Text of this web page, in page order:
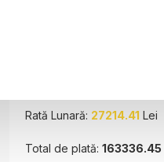
Rată Lunară: 27214.41 Lei
Total de plată: 163336.45